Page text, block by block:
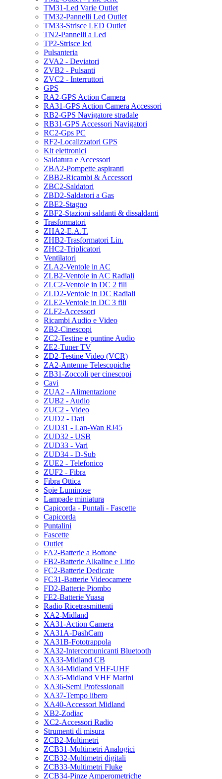
TM31-Led Varie Outlet
TM32-Pannelli Led Outlet
TM33-Strisce LED Outlet
TN2-Pannelli a Led
TP2-Strisce led
Pulsanteria
ZVA2 - Deviatori
ZVB2 - Pulsanti
ZVC2 - Interruttori
GPS
RA2-GPS Action Camera
RA31-GPS Action Camera Accessori
RB2-GPS Navigatore stradale
RB31-GPS Accessori Navigatori
RC2-Gps PC
RF2-Localizzatori GPS
Kit elettronici
Saldatura e Accessori
ZBA2-Pompette aspiranti
ZBB2-Ricambi & Accessori
ZBC2-Saldatori
ZBD2-Saldatori a Gas
ZBE2-Stagno
ZBF2-Stazioni saldanti & dissaldanti
Trasformatori
ZHA2-E.A.T.
ZHB2-Trasformatori Lin.
ZHC2-Triplicatori
Ventilatori
ZLA2-Ventole in AC
ZLB2-Ventole in AC Radiali
ZLC2-Ventole in DC 2 fili
ZLD2-Ventole in DC Radiali
ZLE2-Ventole in DC 3 fili
ZLF2-Accessori
Ricambi Audio e Video
ZB2-Cinescopi
ZC2-Testine e puntine Audio
ZE2-Tuner TV
ZD2-Testine Video (VCR)
ZA2-Antenne Telescopiche
ZB31-Zoccoli per cinescopi
Cavi
ZUA2 - Alimentazione
ZUB2 - Audio
ZUC2 - Video
ZUD2 - Dati
ZUD31 - Lan-Wan RJ45
ZUD32 - USB
ZUD33 - Vari
ZUD34 - D-Sub
ZUE2 - Telefonico
ZUF2 - Fibra
Fibra Ottica
Spie Luminose
Lampade miniatura
Capicorda - Puntali - Fascette
Capicorda
Puntalini
Fascette
Outlet
FA2-Batterie a Bottone
FB2-Batterie Alkaline e Litio
FC2-Batterie Dedicate
FC31-Batterie Videocamere
FD2-Batterie Piombo
FE2-Batterie Yuasa
Radio Ricetrasmittenti
XA2-Midland
XA31-Action Camera
XA31A-DashCam
XA31B-Fototrappola
XA32-Intercomunicanti Bluetooth
XA33-Midland CB
XA34-Midland VHF-UHF
XA35-Midland VHF Marini
XA36-Semi Professionali
XA37-Tempo libero
XA40-Accessori Midland
XB2-Zodiac
XC2-Accessori Radio
Strumenti di misura
ZCB2-Multimetri
ZCB31-Multimetri Analogici
ZCB32-Multimetri digitali
ZCB33-Multimetri Fluke
ZCB34-Pinze Amperometriche